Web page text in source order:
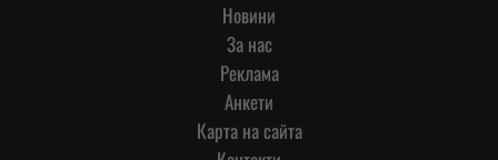
Новини
За нас
Реклама
Анкети
Карта на сайта